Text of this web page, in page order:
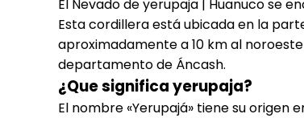
El Nevado de yerupaja | Huanuco se
Esta cordillera está ubicada en la
aproximadamente a 10 km al
departamento de Áncash.
¿Que significa yerupaja?
El nombre «Yerupajá» tiene su origen